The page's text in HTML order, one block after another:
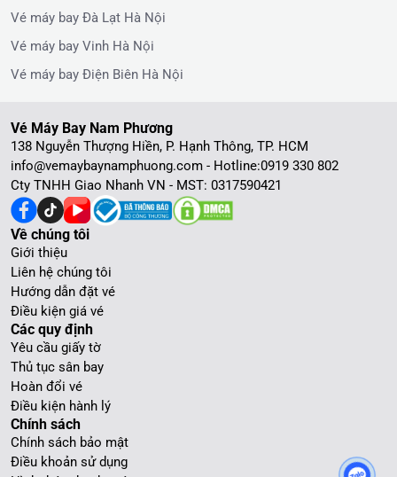
Vé máy bay Đà Lạt Hà Nội
Vé máy bay Vinh Hà Nội
Vé máy bay Điện Biên Hà Nội
Chính sách
Chính sách bảo mật
Điều khoản sử dụng
Các quy định
Yêu cầu giấy tờ
Thủ tục sân bay
Hoàn đổi vé
Điều kiện hành lý
Về chúng tôi
Giới thiệu
Liên hệ chúng tôi
Hướng dẫn đặt vé
Điều kiện giá vé
Vé Máy Bay Nam Phương
138 Nguyễn Thượng Hiền, P. Hạnh Thông, TP. HCM
info@vemaybaynamphuong.com - Hotline:0919 330 802
Cty TNHH Giao Nhanh VN - MST: 0317590421